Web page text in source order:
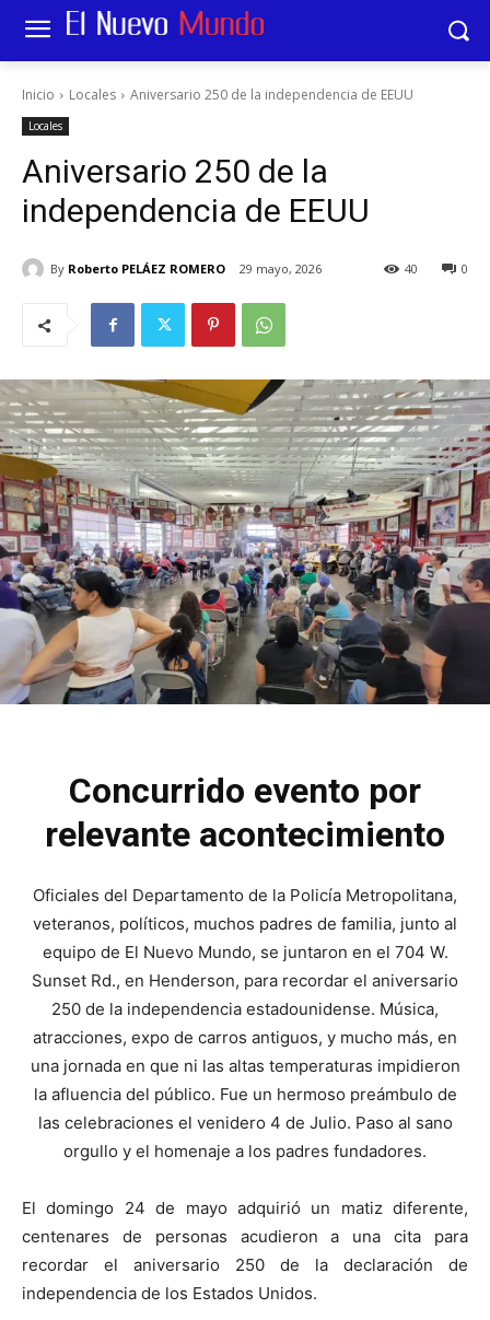
Inicio Locales Aniversario 250 de la independencia de EEUU
Locales
Aniversario 250 de la
independencia de EEUU
By Roberto PELÁEZ ROMERO 29 mayo, 2026 0
40
Concurrido evento por
relevante acontecimiento
Oficiales del Departamento de la Policía Metropolitana,
veteranos, políticos, muchos padres de familia, junto al
equipo de El Nuevo Mundo, se juntaron en el 704 W.
Sunset Rd., en Henderson, para recordar el aniversario
250 de la independencia estadounidense. Música,
atracciones, expo de carros antiguos, y mucho más, en
una jornada en que ni las altas temperaturas impidieron
la afluencia del público. Fue un hermoso preámbulo de
las celebraciones el venidero 4 de Julio. Paso al sano
orgullo y el homenaje a los padres fundadores.
El domingo 24 de mayo adquirió un matiz diferente,
centenares de personas acudieron a una cita para
recordar el aniversario 250 de la declaración de
independencia de los Estados Unidos.